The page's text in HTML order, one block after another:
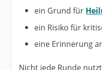
ein Grund für
ein Risiko für
eine Erinnerung
Nicht jede Runde